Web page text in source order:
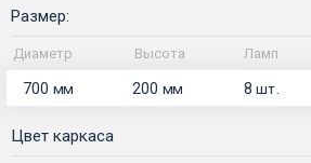
Размер:
Диаметр Высота Ламп
700 мм 200 мм 8шт.
Цвет каркаса